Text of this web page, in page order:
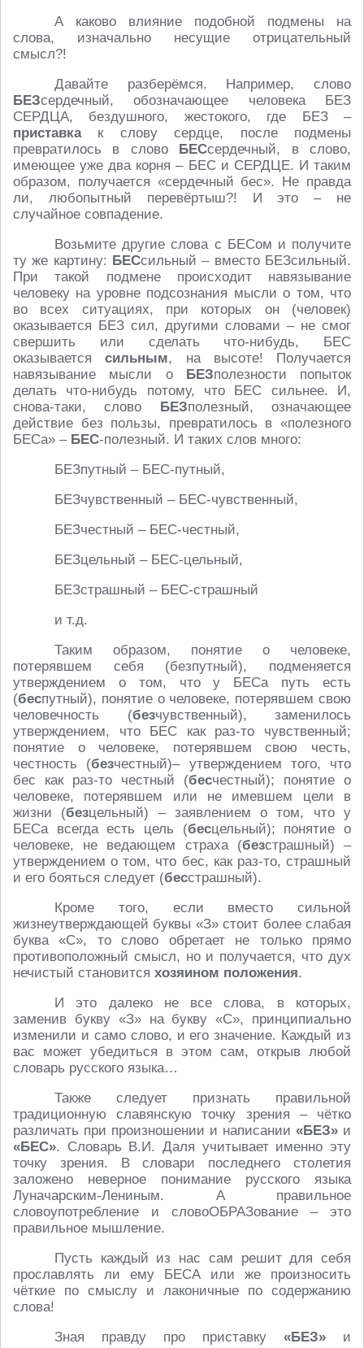
А каково влияние подобной подмены на
слова, изначально несущие отрицательный
смысл?!
Давайте разберёмся. Например, слово
БЕЗсердечный, обозначающее человека БЕЗ
СЕРДЦА, бездушного, жестокого, где БЕЗ –
приставкак слову сердце, после подмены
превратилось в слово БЕСсердечный, в слово,
имеющее уже два корня – БЕС и СЕРДЦЕ. И таким
образом, получается «сердечный бес». Не правда
ли, любопытный перевёртыш?! И это – не
случайное совпадение.
Возьмите другие слова с БЕСом и получите
ту же картину: БЕСсильный – вместо БЕЗсильный.
При такой подмене происходит навязывание
человеку на уровне подсознания мысли о том, что
во всех ситуациях, при которых он (человек)
оказывается БЕЗ сил, другими словами – не смог
свершить или сделать что-нибудь, БЕС
оказываетсясильным, на высоте! Получается
навязывание мысли о БЕЗполезности попыток
делать что-нибудь потому, что БЕС сильнее. И,
снова-таки, слово БЕЗполезный, означающее
действие без пользы, превратилось в «полезного
БЕСа» – БЕС-полезный. И таких слов много:
БЕЗпутный – БЕС-путный,
БЕЗчувственный – БЕС-чувственный,
БЕЗчестный – БЕС-честный,
БЕЗцельный – БЕС-цельный,
БЕЗстрашный – БЕС-страшный
и т.д.
Таким образом, понятие о человеке,
потерявшем себя (безпутный), подменяется
утверждением о том, что у БЕСа путь есть
(беспутный), понятие о человеке, потерявшем свою
человечность (безчувственный), заменилось
утверждением, что БЕС как раз-то чувственный;
понятие о человеке, потерявшем свою честь,
честность (безчестный)– утверждением того, что
бес как раз-то честный (бесчестный); понятие о
человеке, потерявшем или не имевшем цели в
жизни (безцельный) – заявлением о том, что у
БЕСа всегда есть цель (бесцельный); понятие о
человеке, не ведающем страха (безстрашный) –
утверждением о том, что бес, как раз-то, страшный
и его бояться следует (бесстрашный).
Кроме того, если вместо сильной
жизнеутверждающей буквы «З» стоит более слабая
буква «С», то слово обретает не только прямо
противоположный смысл, но и получается, что дух
нечистый становится хозяином положения.
И это далеко не все слова, в которых,
заменив букву «З» на букву «С», принципиально
изменили и само слово, и его значение. Каждый из
вас может убедиться в этом сам, открыв любой
словарь русского языка…
Также следует признать правильной
традиционную славянскую точку зрения – чётко
различать при произношении и написании «БЕЗ» и
«БЕС». Словарь В.И. Даля учитывает именно эту
точку зрения. В словари последнего столетия
заложено неверное понимание русского языка
Луначарским-Лениным. А правильное
словоупотребление и словоОБРАЗование – это
правильное мышление.
Пусть каждый из нас сам решит для себя
прославлять ли ему БЕСА или же произносить
чёткие по смыслу и лаконичные по содержанию
слова!
Зная правду про приставку «БЕЗ» и